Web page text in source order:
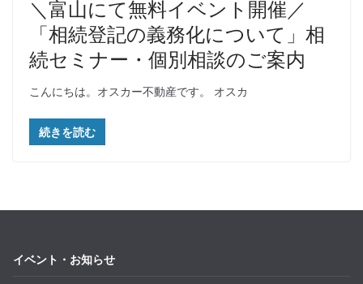
＼富山にて無料イベント開催／
「相続登記の義務化について」相
続セミナー・個別相談のご案内
こんにちは。オスカー不動産です。 オスカ
続きを読む
イベント・お知らせ